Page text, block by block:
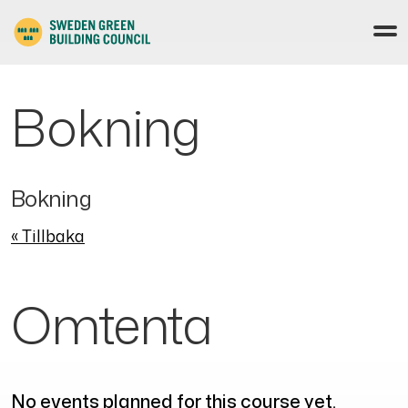
Bokning
Bokning
« Tillbaka
Omtenta
No events planned for this course yet.